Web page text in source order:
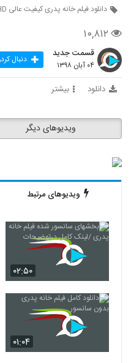
دانلود فیلم خانه پدری کیفیت عالی HD
۱۰,۸۱۲
قسمت جدید
۰۴ آبان ۱۳۹۸ دنبال
دانلود بیشتر
ویدیوهای دیگر
ویدیوهای مرتبط
۰۲:۵۰
۰۱:۰۴